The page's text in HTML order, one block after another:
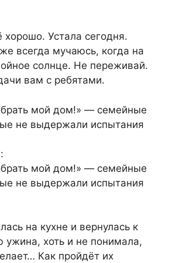
Устала сегодня.
всегда мучаюсь, когда на
солнце. Не переживай.
вам с ребятами.
мой дом!» — семейные
не выдержали испытания
мой дом!» — семейные
не выдержали испытания
на кухне и вернулась к
ужина, хоть и не понимала,
Как пройдёт их